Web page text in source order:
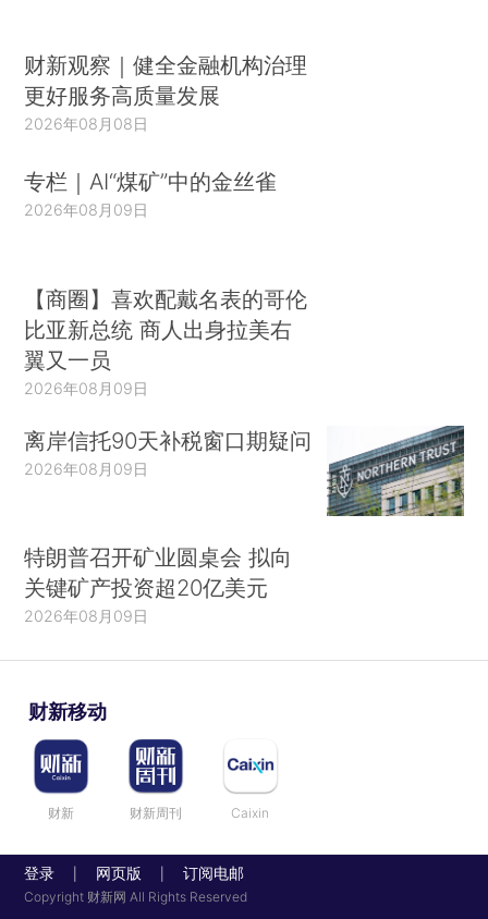
财新观察｜健全金融机构治理
更好服务高质量发展
2026年08月08日
专栏｜AI“煤矿”中的金丝雀
2026年08月09日
【商圈】喜欢配戴名表的哥伦
比亚新总统 商人出身拉美右
翼又一员
2026年08月09日
离岸信托90天补税窗口期疑问
2026年08月09日
特朗普召开矿业圆桌会 拟向
关键矿产投资超20亿美元
2026年08月09日
财新移动
财新 财新周刊 Caixin
登录 网页版 订阅电邮
Copyright 财新网 All Rights Reserved